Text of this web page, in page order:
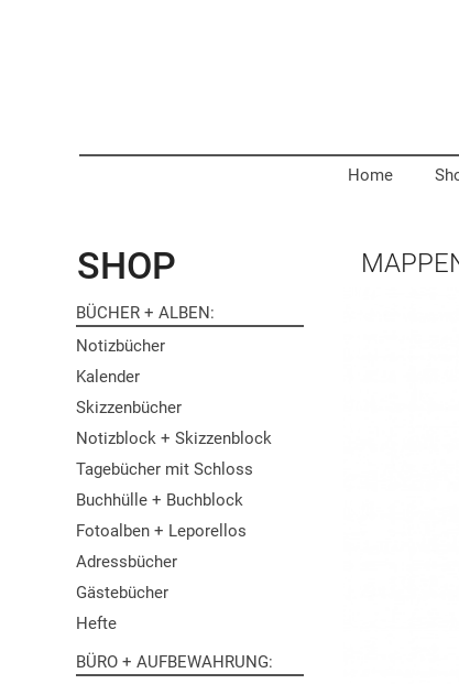
Home
SHOP
BÜCHER + ALBEN
Notizbücher
Kalender
Skizzenbücher
Notizblock + Skizzenblock
Tagebücher mit Schloss
Buchhülle + Buchblock
Fotoalben + Leporellos
Adressbücher
Gästebücher
Hefte
BÜRO + AUFBEWAHRUNG